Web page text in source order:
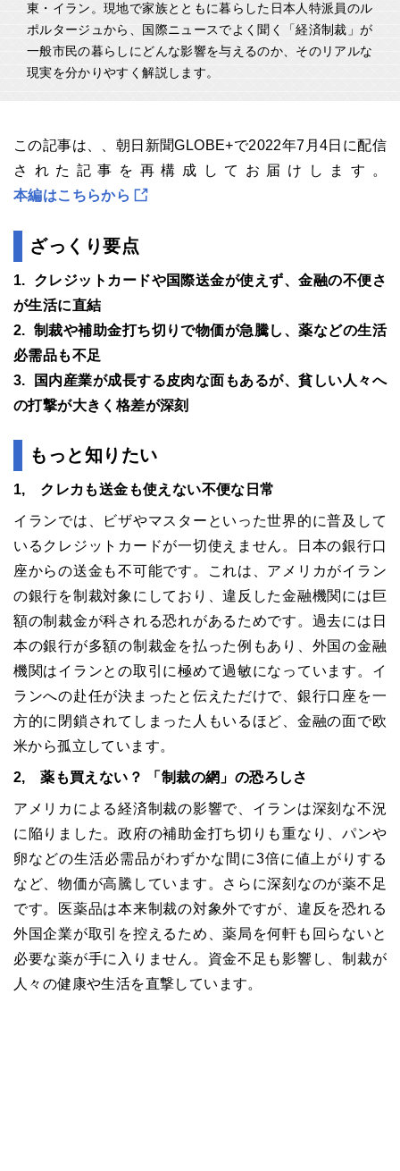
東・イラン。現地で家族とともに暮らした日本人特派員のル
ポルタージュから、国際ニュースでよく聞く「経済制裁」が
一般市民の暮らしにどんな影響を与えるのか、そのリアルな
現実を分かりやすく解説します。
この記事は、、朝日新聞GLOBE+で2022年7月4日に配信
された記事を再構成してお届けします。
本編はこちらから
ざっくり要点
1. クレジットカードや国際送金が使えず、金融の不便さ
が生活に直結
2. 制裁や補助金打ち切りで物価が急騰し、薬などの生活
必需品も不足
3. 国内産業が成長する皮肉な面もあるが、貧しい人々へ
の打撃が大きく格差が深刻
もっと知りたい
1, クレカも送金も使えない不便な日常
イランでは、ビザやマスターといった世界的に普及して
いるクレジットカードが一切使えません。日本の銀行口
座からの送金も不可能です。これは、アメリカがイラン
の銀行を制裁対象にしており、違反した金融機関には巨
額の制裁金が科される恐れがあるためです。過去には日
本の銀行が多額の制裁金を払った例もあり、外国の金融
機関はイランとの取引に極めて過敏になっています。イ
ランへの赴任が決まったと伝えただけで、銀行口座を一
方的に閉鎖されてしまった人もいるほど、金融の面で欧
米から孤立しています。
2, 薬も買えない？ 「制裁の網」の恐ろしさ
アメリカによる経済制裁の影響で、イランは深刻な不況
に陥りました。政府の補助金打ち切りも重なり、パンや
卵などの生活必需品がわずかな間に3倍に値上がりする
など、物価が高騰しています。さらに深刻なのが薬不足
です。医薬品は本来制裁の対象外ですが、違反を恐れる
外国企業が取引を控えるため、薬局を何軒も回らないと
必要な薬が手に入りません。資金不足も影響し、制裁が
人々の健康や生活を直撃しています。